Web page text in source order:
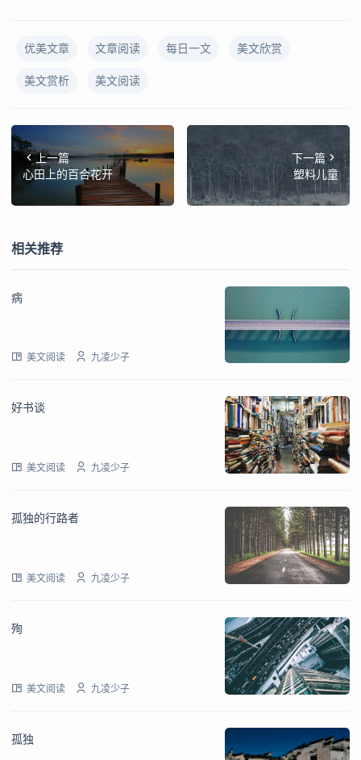
优美文章 文章阅读 每日一文 美文欣赏
美文赏析 美文阅读
上一篇
心田上的百合花开
下一篇
塑料儿童
相关推荐
病
美文阅读 九凌少子
好书谈
美文阅读 九凌少子
孤独的行路者
美文阅读 九凌少子
殉
美文阅读 九凌少子
孤独